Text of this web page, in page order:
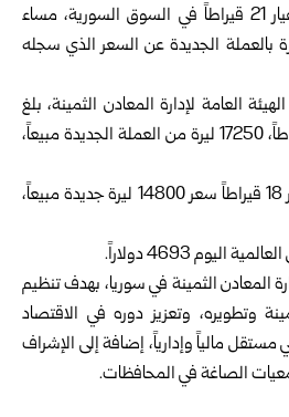
عيار 21 قيراطاً في السوق السورية، مساء
الإثنين، بمقدار 150 ليرة بالعملة الجديدة عن السعر الذي سجله
العامة لإدارة المعادن الثمينة، بلغ
سعر غرام الذهب عيار 21 قيراطاً، 17250 ليرة من العملة الجديدة مبيعاً،
وسجل سعر غرام الذهب عيار 18 قيراطاً سعر 14800 ليرة جديدة مبيعاً،
4693 دولاراً.
المعادن الثمينة في سوريا، بهدف تنظيم
وتطويره، وتعزيز دوره في الاقتصاد
مالياً وإدارياً، إضافة إلى الإشراف
الصاغة في المحافظات.